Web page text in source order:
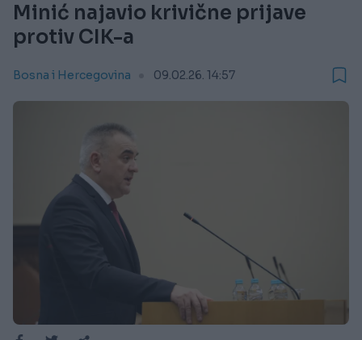
Minić najavio krivične prijave
protiv CIK-a
Bosna i Hercegovina 09.02.26. 14:57